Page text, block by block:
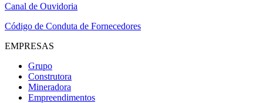
Canal de Ouvidoria
Código de Conduta de Fornecedores
EMPRESAS
Grupo
Construtora
Mineradora
Empreendimentos